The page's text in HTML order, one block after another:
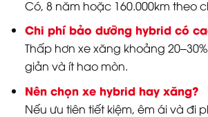
Có, 8 năm hoặc 160.000km theo
Chi phí bảo dưỡng hybrid có
Thấp hơn xe xăng khoảng
giản và ít hao mòn.
Nên chọn xe hybrid hay xăng?
Nếu ưu tiên tiết kiệm, êm ái và đi